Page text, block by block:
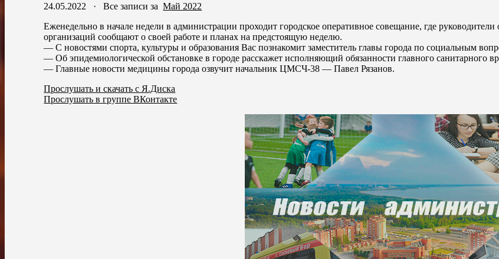
24.05.2022 ·Все записи заМай 2022
Еженедельно в начале недели в администрации проходит городское оперативное совещание, где
организаций сообщают о своей работе и планах на предстоящую неделю.
— С новостями спорта, культуры и образования Вас познакомит заместитель главы города по социальным
— Об эпидемиологической обстановке в городе расскажет исполняющий обязанности главного
— Главные новости медицины города озвучит начальник ЦМСЧ-38 — Павел Рязанов.
Прослушать и скачать с Я.Диска
Прослушать в группе ВКонтакте